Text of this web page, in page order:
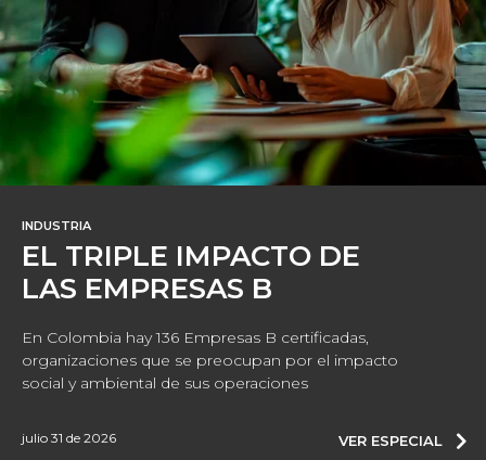
INDUSTRIA
EL TRIPLE IMPACTO DE
LAS EMPRESAS B
En Colombia hay 136 Empresas B certificadas,
organizaciones que se preocupan por el impacto
social y ambiental de sus operaciones
julio 31 de 2026 VER ESPECIAL